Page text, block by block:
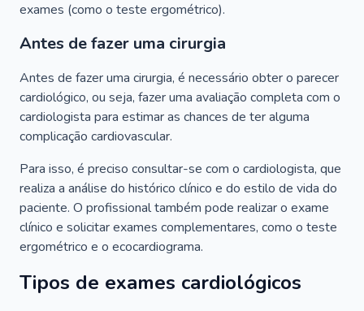
exames (como o teste ergométrico).
Antes de fazer uma cirurgia
Antes de fazer uma cirurgia, é necessário obter o parecer
cardiológico, ou seja, fazer uma avaliação completa com o
cardiologista para estimar as chances de ter alguma
complicação cardiovascular.
Para isso, é preciso consultar-se com o cardiologista, que
realiza a análise do histórico clínico e do estilo de vida do
paciente. O profissional também pode realizar o exame
clínico e solicitar exames complementares, como o teste
ergométrico e o ecocardiograma.
Tipos de exames cardiológicos